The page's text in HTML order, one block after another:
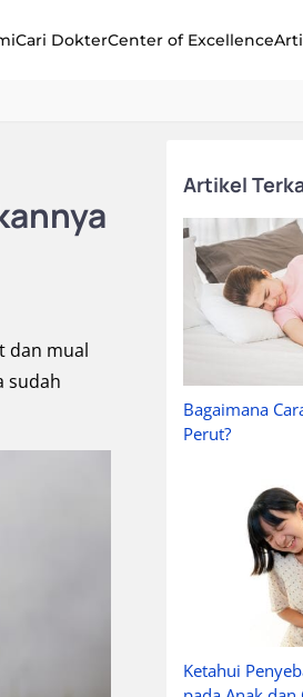
Cari DokterCenter of Excellence
dan mual
sudah
Artikel
Bagaimana
Perut?
Ketahui